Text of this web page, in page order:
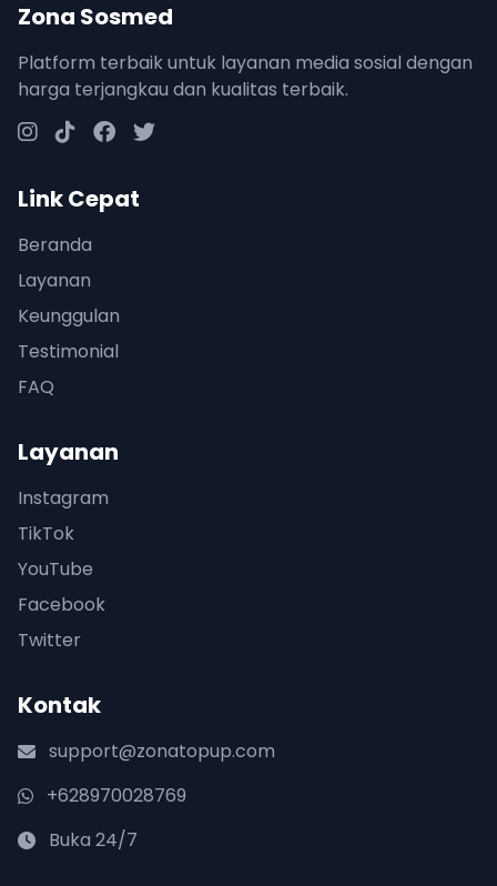
Zona Sosmed
Platform terbaik untuk layanan media sosial dengan
harga terjangkau dan kualitas terbaik.
Link Cepat
Beranda
Layanan
Keunggulan
Testimonial
FAQ
Layanan
Instagram
TikTok
YouTube
Facebook
Twitter
Kontak
support@zonatopup.com
+628970028769
Buka 24/7